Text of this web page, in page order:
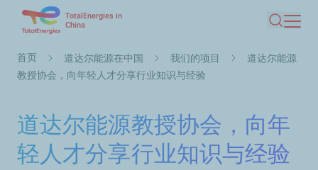
主
容
TotalEnergies in
China
搜索
面
包
首页 道达尔能源在中国 我们的项目
道达尔能源
教授协会，向年轻人才分享行业知识与经验
道达尔能源教授协会，向年
轻人才分享行业知识与经验